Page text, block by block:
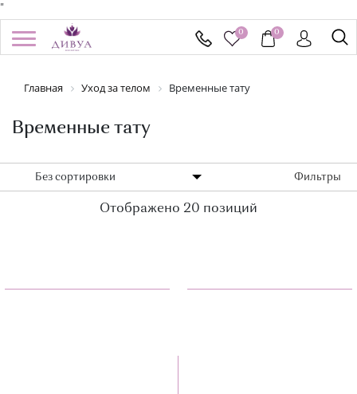
"
0 0
КАТАЛОГ
БРЕНДЫ
УСПЕЙ КУПИТЬ
Здравствуйте! Что вы ищете?
Главная Уход за телом Временные тату
Временные тату
Фильтры
Без сортировки
Отображено 20 позиций